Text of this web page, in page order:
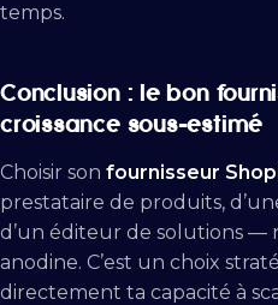
temps.
Conclusion : le bon
croissance sous-estimé
Choisir son fournisseur
prestataire de produits,
d’un éditeur de solutions —
anodine. C’est un choix
directement ta capacité à